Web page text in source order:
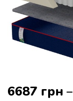
6687 грн –